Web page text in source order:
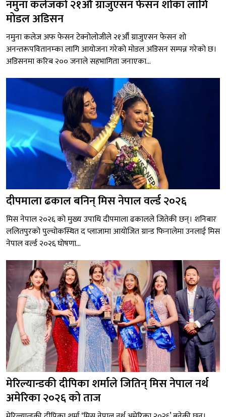
नमुना कलेजको २१औँ ग्राजुएसन फेसन शोका लागि
मोडल अडिसन
नमुना कलेज अफ फेसन टेक्नोलोजीले २१औँ ग्राजुएसन फेसन शो
अनन्तरूपवितानम्का लागि आयोजना गरेको मोडल अडिसन सम्पन्न गरेको छ।
अडिसनमा करिब २०० जनाले सहभागिता जनाएका...
दीपमाला ढकाल बनिन् मिस नेपाल वर्ल्ड २०२६
मिस नेपाल २०२६ को मुख्य उपाधि दीपमाला ढकालले जितेकी छन्। शनिबार
ललितपुरको पुल्चोकस्थित द प्लाजामा आयोजित ग्रान्ड फिनालेमा उनलाई मिस
नेपाल वर्ल्ड २०२६ घोषणा...
मेरिल्यान्डकी दीपिका शर्माले जितिन् मिस नेपाल नर्थ
अमेरिका २०२६ को ताज